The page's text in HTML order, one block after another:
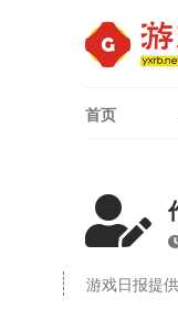
首页
游戏日报提